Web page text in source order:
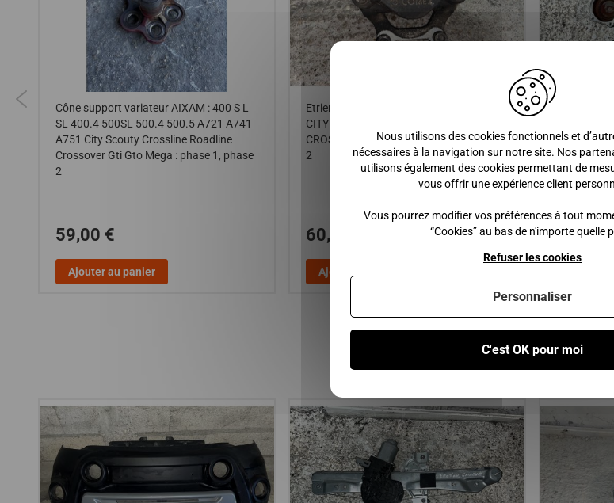
Cône support variateur AIXAM : 400 S L
SL 400.4 500SL 500.4 500.5 A721 A741
A751 City Scouty Crossline Roadline
Crossover Gti Gto Mega : phase 1, phase
2
59,00 €
Ajouter au panier
Etrier avant 210mm AIXAM : 500SL A751
CITY ROADLINE SCOUTY PHASE 2
CROSSLINE PHASE 2 MEGA PHASE 1 ET
2
60,00 €
Ajouter au panier
AIXAM :
Crossline
Mega :
Vous pourriez également être
Nous utilisons des cookies fonctionnels et
nécessaires à la navigation sur notre site. Nos
utilisons également des cookies permettant de
vous offrir une expérience client
Vous pourrez modifier vos préférences à tout
“Cookies” au bas de n'importe quelle
C'est OK pour moi
Refuser les cookies
Personnaliser